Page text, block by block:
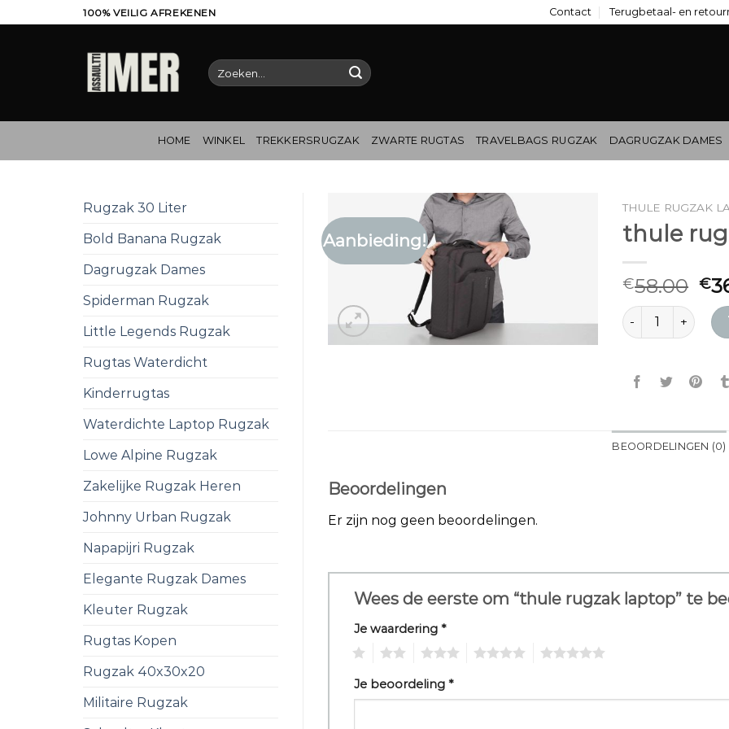
naar
100% VEILIG AFREKENEN Contact Terugbetaal- en
Zoeken
naar:
HOME WINKEL TREKKERSRUGZAK ZWARTE RUGTAS TRAVELBAGS RUGZAK DAGRUGZAK DAMES
Rugzak 30 Liter
Bold Banana Rugzak
Dagrugzak Dames
Spiderman Rugzak
Little Legends Rugzak
Rugtas Waterdicht
Kinderrugtas
Waterdichte Laptop Rugzak
Lowe Alpine Rugzak
Zakelijke Rugzak Heren
Johnny Urban Rugzak
Napapijri Rugzak
Elegante Rugzak Dames
Kleuter Rugzak
Rugtas Kopen
Rugzak 40x30x20
Militaire Rugzak
Aanbieding!
THULE RUGZAK
thule
€58.00 €
thule rugzak
BEOORDELINGEN (0)
Beoordelingen
Er zijn nog geen beoordelingen.
Wees de eerste om “thule rugzak laptop” te
Je waardering *
Je beoordeling *